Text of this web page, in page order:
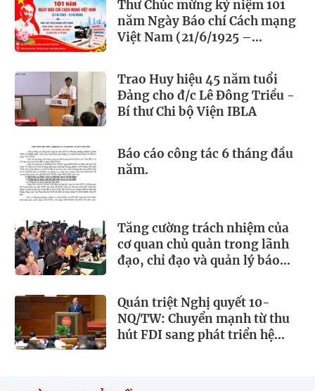
Thư Chúc mừng kỷ niệm 101
năm Ngày Báo chí Cách mạng
Việt Nam (21/6/1925 –
Trao Huy hiệu 45 năm tuổi
Đảng cho đ/c Lê Đông Triều -
Bí thư Chi bộ Viện IBLA
Báo cáo công tác 6 tháng đầu
năm.
Tăng cường trách nhiệm của
cơ quan chủ quản trong lãnh
đạo, chỉ đạo và quản lý báo
Quán triệt Nghị quyết 10-
NQ/TW: Chuyển mạnh từ thu
hút FDI sang phát triển hệ